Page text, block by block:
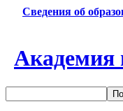
Сведения об
Академия